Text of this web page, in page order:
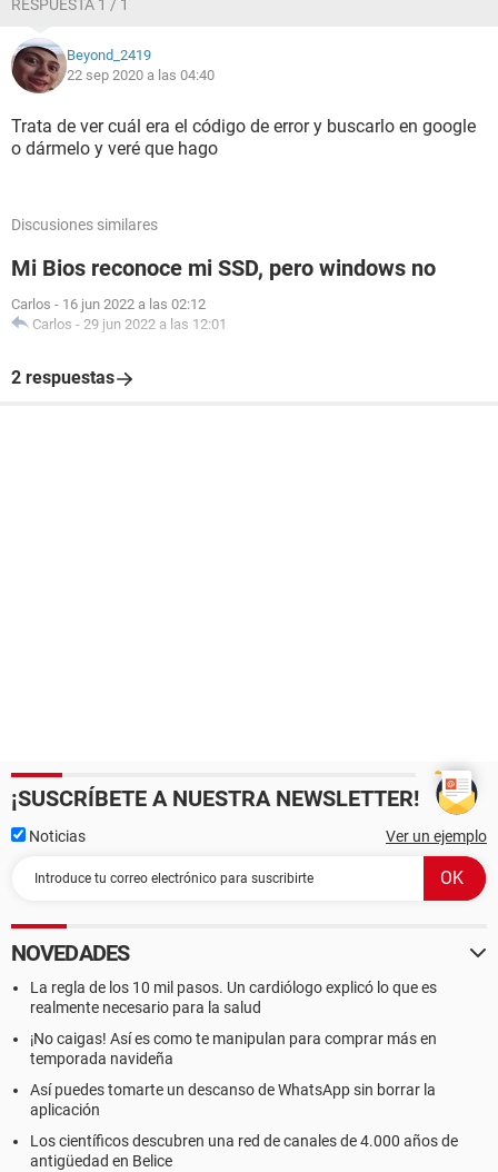
RESPUESTA 1 / 1
Beyond_2419
22 sep 2020 a las 04:40
Trata de ver cuál era el código de error y buscarlo en google
o dármelo y veré que hago
Discusiones similares
Mi Bios reconoce mi SSD, pero windows no
Carlos - 16 jun 2022 a las 02:12
Carlos - 29 jun 2022 a las 12:01
2 respuestas
¡SUSCRÍBETE A NUESTRA NEWSLETTER!
Noticias Ver un ejemplo
NOVEDADES
La regla de los 10 mil pasos. Un cardiólogo explicó lo que es
realmente necesario para la salud
¡No caigas! Así es como te manipulan para comprar más en
temporada navideña
Así puedes tomarte un descanso de WhatsApp sin borrar la
aplicación
Los científicos descubren una red de canales de 4.000 años de
antigüedad en Belice